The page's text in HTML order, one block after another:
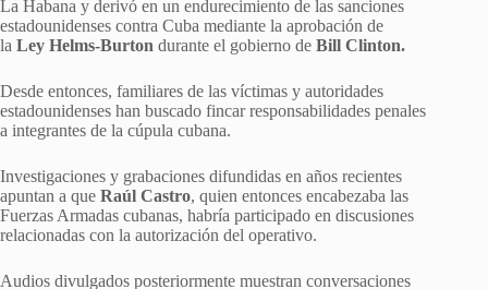
La Habana y derivó en un endurecimiento de las sanciones
estadounidenses contra Cuba mediante la aprobación de
la Ley Helms-Burton durante el gobierno de Bill Clinton.
Desde entonces, familiares de las víctimas y autoridades
estadounidenses han buscado fincar responsabilidades penales
a integrantes de la cúpula cubana.
Investigaciones y grabaciones difundidas en años recientes
apuntan a que Raúl Castro, quien entonces encabezaba las
Fuerzas Armadas cubanas, habría participado en discusiones
relacionadas con la autorización del operativo.
Audios divulgados posteriormente muestran conversaciones